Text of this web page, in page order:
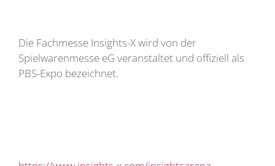
Die Fachmesse Insights-X wird von der
Spielwarenmesse eG veranstaltet und offiziell als
PBS-Expo bezeichnet.